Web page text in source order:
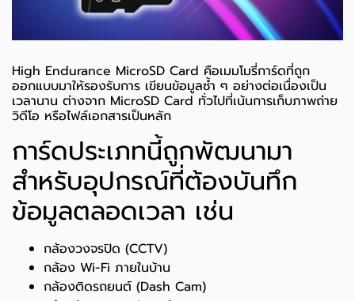
High Endurance MicroSD Card คือเมมโมรี่การ์ดที่ถูก
ออกแบบมาให้รองรับการ เขียนข้อมูลซ้ำ ๆ อย่างต่อเนื่องเป็น
เวลานาน ต่างจาก MicroSD Card ทั่วไปที่เน้นการเก็บภาพถ่าย
วิดีโอ หรือไฟล์เอกสารเป็นหลัก
การ์ดประเภทนี้ถูกพัฒนามา
สำหรับอุปกรณ์ที่ต้องบันทึก
ข้อมูลตลอดเวลา เช่น
กล้องวงจรปิด (CCTV)
กล้อง Wi-Fi ภายในบ้าน
กล้องติดรถยนต์ (Dash Cam)